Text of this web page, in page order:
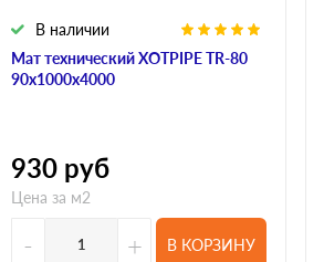
Мат технический XOTPIPE TR-80
90х1000х4000
В наличии
930 руб
Цена за м2
- + В КОРЗИНУ